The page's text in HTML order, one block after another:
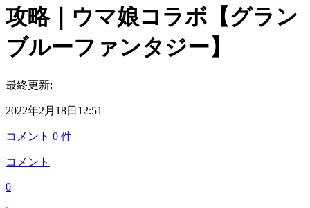
攻略｜ウマ娘コラボ【グラン
ブルーファンタジー】
最終更新:
2022年2月18日12:51
コメント 0 件
コメント
0